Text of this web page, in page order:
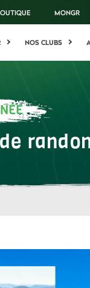
MONGR
NOS CLUBS